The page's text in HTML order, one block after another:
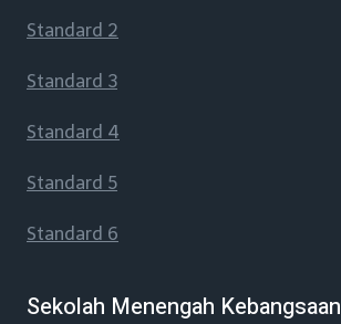
Standard 2
Standard 3
Standard 4
Standard 5
Standard 6
Sekolah Menengah Kebangsaan